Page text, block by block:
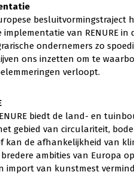
besluitvormingstraject
van RENURE
ondernemers zo
ons inzetten om te
verloopt.
biedt de land- en
gebied van circulariteit,
kan de afhankelijkheid van
ambities van Europa
import van kunstmest